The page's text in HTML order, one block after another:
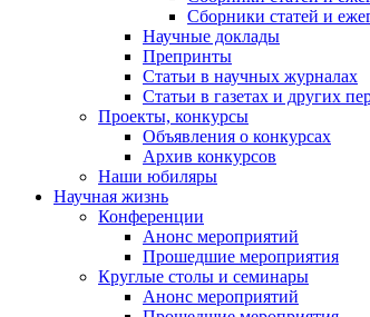
Сборники статей и
Научные доклады
Препринты
Статьи в научных журналах
Статьи в газетах и других
Проекты, конкурсы
Объявления о конкурсах
Архив конкурсов
Наши юбиляры
Научная жизнь
Конференции
Анонс мероприятий
Прошедшие мероприятия
Круглые столы и семинары
Анонс мероприятий